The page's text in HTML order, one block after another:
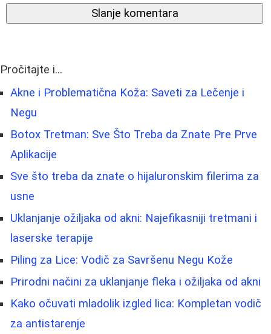
Slanje komentara
Pročitajte i...
Akne i Problematična Koža: Saveti za Lečenje i
Negu
Botox Tretman: Sve Što Treba da Znate Pre Prve
Aplikacije
Sve što treba da znate o hijaluronskim filerima za
usne
Uklanjanje ožiljaka od akni: Najefikasniji tretmani i
laserske terapije
Piling za Lice: Vodič za Savršenu Negu Kože
Prirodni načini za uklanjanje fleka i ožiljaka od akni
Kako očuvati mladolik izgled lica: Kompletan vodič
za antistarenje